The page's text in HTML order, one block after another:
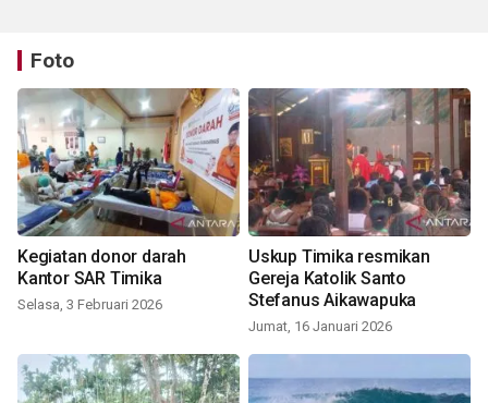
Foto
Kegiatan donor darah
Kantor SAR Timika
Selasa, 3 Februari 2026
Uskup Timika resmikan
Gereja Katolik Santo
Stefanus Aikawapuka
Jumat, 16 Januari 2026